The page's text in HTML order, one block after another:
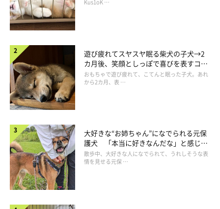
長！
Kus1oK …
遊び疲れてスヤスヤ眠る柴犬の子犬→2
カ月後、笑顔としっぽで喜びを表すコに
成長！
おもちゃで遊び疲れて、こてんと眠った子犬。あれ
から2カ月、表 …
大好きな“お姉ちゃん”になでられる元保
護犬 「本当に好きなんだな」と感じる
表情にほっこり
散歩中、大好きな人になでられて、うれしそうな表
情を見せる元保 …